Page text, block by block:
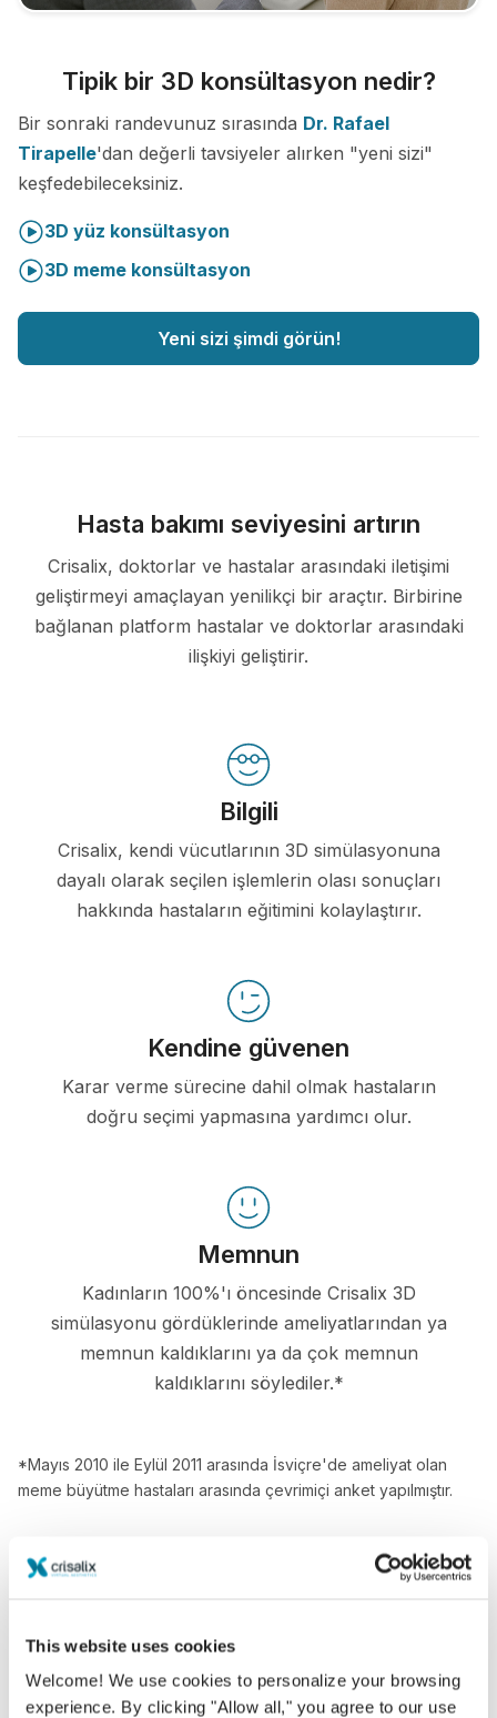
This website uses cookies
Welcome! We use cookies to personalize your browsing
experience. By clicking "Allow all," you agree to our use
Tipik bir 3D konsültasyon nedir?
Bir sonraki randevunuz sırasında Dr. Rafael
Tirapelle'dan değerli tavsiyeler alırken "yeni sizi"
keşfedebileceksiniz.
3D yüz konsültasyon
3D meme konsültasyon
Yeni sizi şimdi görün!
Hasta bakımı seviyesini artırın
Crisalix, doktorlar ve hastalar arasındaki iletişimi
geliştirmeyi amaçlayan yenilikçi bir araçtır. Birbirine
bağlanan platform hastalar ve doktorlar arasındaki
ilişkiyi geliştirir.
Bilgili
Crisalix, kendi vücutlarının 3D simülasyonuna
dayalı olarak seçilen işlemlerin olası sonuçları
hakkında hastaların eğitimini kolaylaştırır.
Kendine güvenen
Karar verme sürecine dahil olmak hastaların
doğru seçimi yapmasına yardımcı olur.
Memnun
Kadınların 100%'ı öncesinde Crisalix 3D
simülasyonu gördüklerinde ameliyatlarından ya
memnun kaldıklarını ya da çok memnun
kaldıklarını söylediler.*
*Mayıs 2010 ile Eylül 2011 arasında İsviçre'de ameliyat olan
meme büyütme hastaları arasında çevrimiçi anket yapılmıştır.